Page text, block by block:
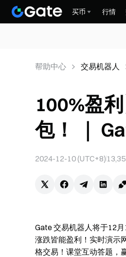
买币 行情
帮助中心 交易机器人
100%盈
包！ ｜
2024-12-10 (UTC+8)
Gate 交易机器人将于12
涨跌皆能盈利！实时演示
格交易！课堂互动答题，